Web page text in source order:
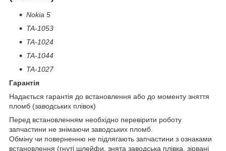
Nokia 5
TA-1053
TA-1024
TA-1044
TA-1027
Гарантія
Надається гарантія до встановлення або до моменту зняття
пломб (заводських плівок)
Перед встановленням необхідно перевірити роботу
запчастини не знімаючи заводських пломб.
Обміну чи поверненню не підлягають запчастини з ознаками
встановлення (гнуті шлейфи, знята заводська плівка, зірвані